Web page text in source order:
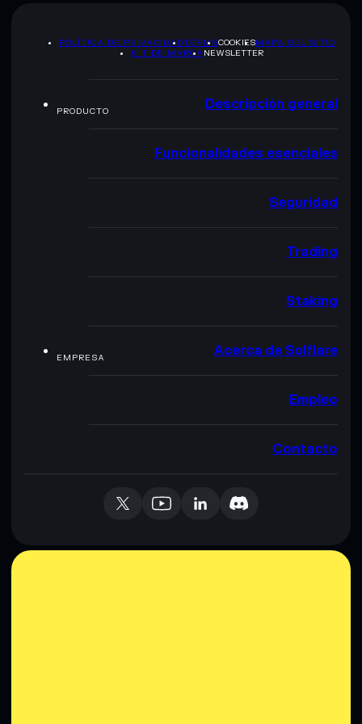
POLÍTICA DE PRIVACIDADTERMSCOOKIESMAPA DEL SITIO
KIT DE MARCA NEWSLETTER
PRODUCTO Descripción general
Funcionalidades esenciales
Seguridad
Trading
Staking
EMPRESA Acerca de Solflare
Empleo
Contacto